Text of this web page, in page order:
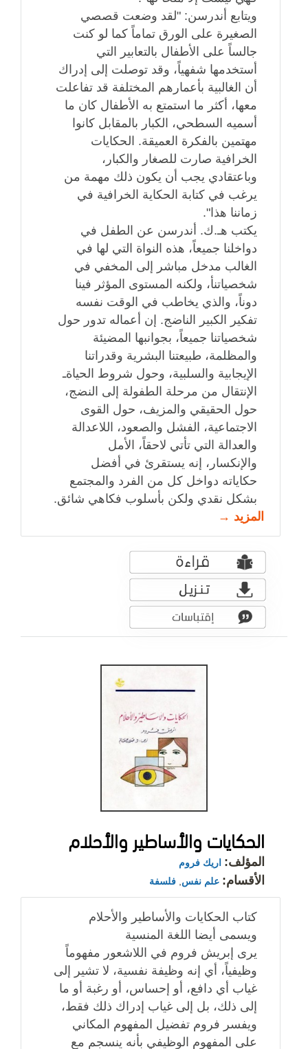
ويتابع أندرسن: "لقد وضعت قصصي
الصغيرة على الورق تماماً كما لو كنت
جالساً على الأطفال بالتعابير التي
أستخدمها شفهياً، وقد توصلت إلى إدراك
أن الغالبية بأعمارهم المختلفة قد تفاعلت
معها، أكثر ما استمتع به الأطفال كان ما
أسميه السطحي، الكبار بالمقابل كانوا
مهتمين بالفكرة العميقة. الحكايات
الخرافية صارت للصغار والكبار،
وباعتقادي يجب أن يكون ذلك مهمة من
يرغب في كتابة الحكاية الخرافية في
زماننا هذا".
يكتب هـ.ك. أندرسن عن الطفل في
دواخلنا جميعاً، هذه النواة التي لها في
الغالب مدخل مباشر إلى المخفي في
شخصياتنأ، ولكنه المستوى المؤثر فينا
دوناً، والذي يخاطب في الوقت نفسه
تفكير الكبير الناضج. إن أعماله تدور حول
شخصياتنا جميعاً، بجوانبها المضيئة
والمظلمة، طبيعتنا البشرية وقدراتنا
الإيجابية والسلبية، وحول شروط الحياةـ
الإنتقال من مرحلة الطفولة إلى النضج،
حول الحقيقي والمزيف، حول القوى
الاجتماعية، الفشل والصعود، اللاعدالة
والعدالة التي تأتي لاحقاً، الأمل
والإنكسار، إنه يستقرئ في أفضل
حكاياته دواخل كل من الفرد والمجتمع
بشكل نقدي ولكن بأسلوب فكاهي شائق.
المزيد →
الحكايات والأساطير والأحلام
المؤلف: اريك فروم
الأقسام: علم نفس فلسفة
كتاب الحكايات والأساطير والأحلام
ويسمى أيضا اللغة المنسية
يرى إبريش فروم في اللاشعور مفهوماً
وظيفياً، أي إنه وظيفة نفسية، لا تشير إلى
غياب أي دافع، أو إحساس، أو رغبة أو ما
إلى ذلك، بل إلى غياب إدراك ذلك فقط،
ويفسر فروم تفضيل المفهوم المكاني
على المفهوم الوظيفي بأنه ينسجم مع